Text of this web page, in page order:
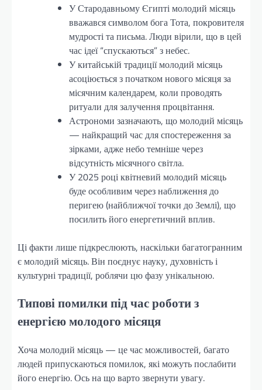
У Стародавньому Єгипті молодий місяць
вважався символом бога Тота, покровителя
мудрості та письма. Люди вірили, що в цей
час ідеї “спускаються” з небес.
У китайській традиції молодий місяць
асоціюється з початком нового місяця за
місячним календарем, коли проводять
ритуали для залучення процвітання.
Астрономи зазначають, що молодий місяць
— найкращий час для спостереження за
зірками, адже небо темніше через
відсутність місячного світла.
У 2025 році квітневий молодий місяць
буде особливим через наближення до
перигею (найближчої точки до Землі), що
посилить його енергетичний вплив.
Ці факти лише підкреслюють, наскільки багатогранним
є молодий місяць. Він поєднує науку, духовність і
культурні традиції, роблячи цю фазу унікальною.
Типові помилки під час роботи з
енергією молодого місяця
Хоча молодий місяць — це час можливостей, багато
людей припускаються помилок, які можуть послабити
його енергію. Ось на що варто звернути увагу.